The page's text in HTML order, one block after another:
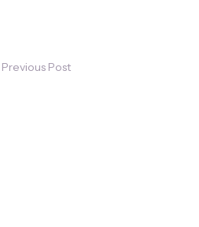
Previous Post